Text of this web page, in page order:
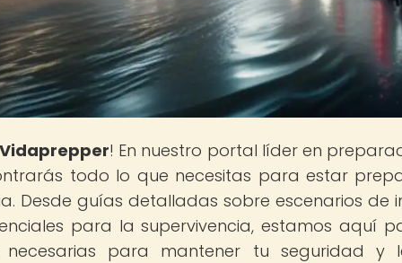
Vidaprepper! En nuestro portal líder en
todo lo que necesitas para estar
Desde guías detalladas sobre escenarios de
para la supervivencia, estamos aquí
necesarias para mantener tu seguridad y